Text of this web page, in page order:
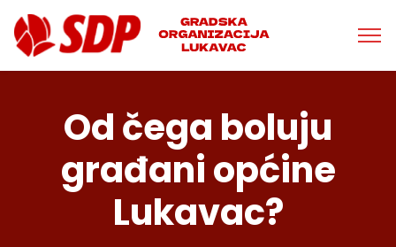
Od čega boluju
građani općine
Lukavac?